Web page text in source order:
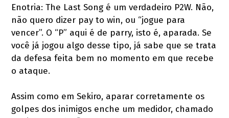
Enotria: The Last Song é um verdadeiro P2W. Não,
não quero dizer pay to win, ou “jogue para
vencer”. O “P” aqui é de parry, isto é, aparada. Se
você já jogou algo desse tipo, já sabe que se trata
da defesa feita bem no momento em que recebe
o ataque.
Assim como em Sekiro, aparar corretamente os
golpes dos inimigos enche um medidor, chamado